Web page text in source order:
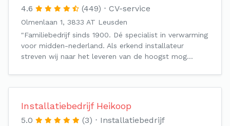
4.6 (449) CV-service
Olmenlaan 1, 3833 AT Leusden
"Familiebedrijf sinds 1900. Dé specialist in verwarming
voor midden-nederland. Als erkend installateur
streven wij naar het leveren van de hoogst mog…
Installatiebedrijf Heikoop
5.0 (3) Installatiebedrijf